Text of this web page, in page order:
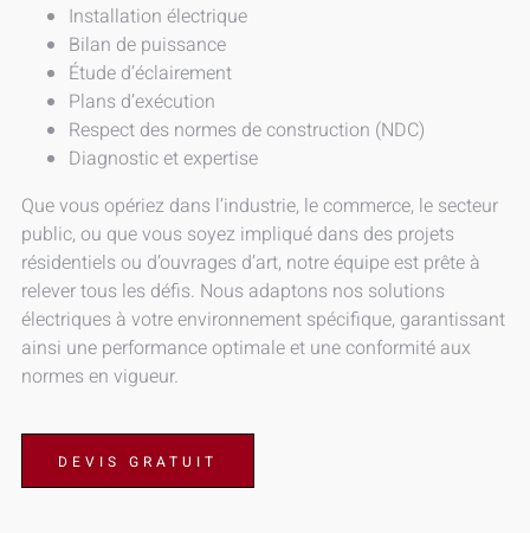
Installation électrique
Bilan de puissance
Étude d’éclairement
Plans d’exécution
Respect des normes de construction (NDC)
Diagnostic et expertise
Que vous opériez dans l’industrie, le commerce, le secteur
public, ou que vous soyez impliqué dans des projets
résidentiels ou d’ouvrages d’art, notre équipe est prête à
relever tous les défis. Nous adaptons nos solutions
électriques à votre environnement spécifique, garantissant
ainsi une performance optimale et une conformité aux
normes en vigueur.
DEVIS GRATUIT